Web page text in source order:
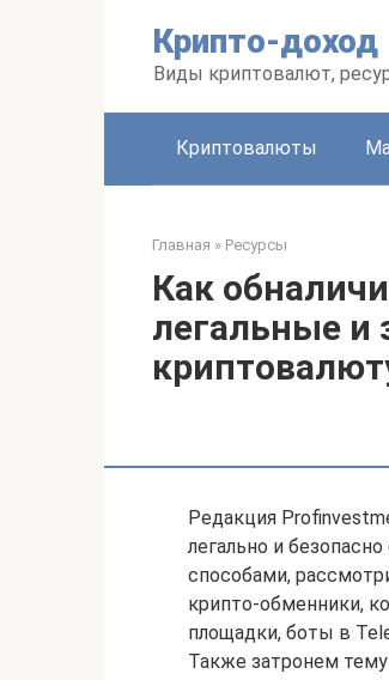
Крипто-доход
Виды криптовалют,
Криптовалюты
Главная » Ресурсы
Как
легальные и
Редакция
легально и
способами,
крипто-обменники,
площадки, боты в
Также затронем тему